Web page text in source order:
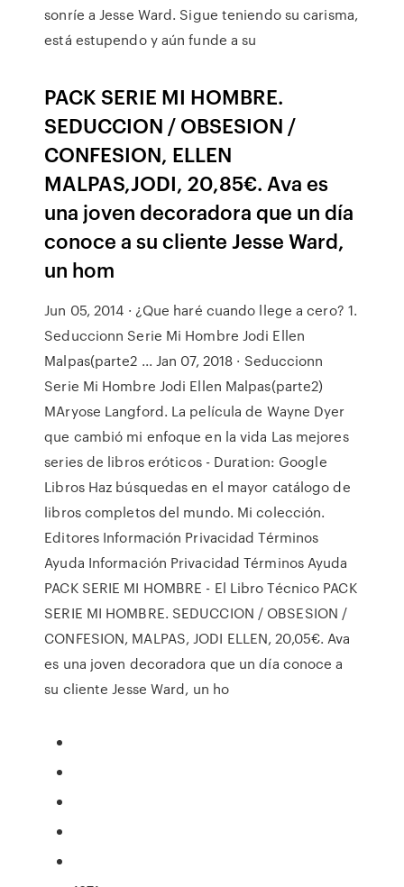
sonríe a Jesse Ward. Sigue teniendo su carisma,
está estupendo y aún funde a su
PACK SERIE MI HOMBRE.
SEDUCCION / OBSESION /
CONFESION, ELLEN
MALPAS,JODI, 20,85€. Ava es
una joven decoradora que un día
conoce a su cliente Jesse Ward,
un hom
Jun 05, 2014 · ¿Que haré cuando llege a cero? 1.
Seduccionn Serie Mi Hombre Jodi Ellen
Malpas(parte2 ... Jan 07, 2018 · Seduccionn
Serie Mi Hombre Jodi Ellen Malpas(parte2)
MAryose Langford. La película de Wayne Dyer
que cambió mi enfoque en la vida Las mejores
series de libros eróticos - Duration: Google
Libros Haz búsquedas en el mayor catálogo de
libros completos del mundo. Mi colección.
Editores Información Privacidad Términos
Ayuda Información Privacidad Términos Ayuda
PACK SERIE MI HOMBRE - El Libro Técnico PACK
SERIE MI HOMBRE. SEDUCCION / OBSESION /
CONFESION, MALPAS, JODI ELLEN, 20,05€. Ava
es una joven decoradora que un día conoce a
su cliente Jesse Ward, un ho